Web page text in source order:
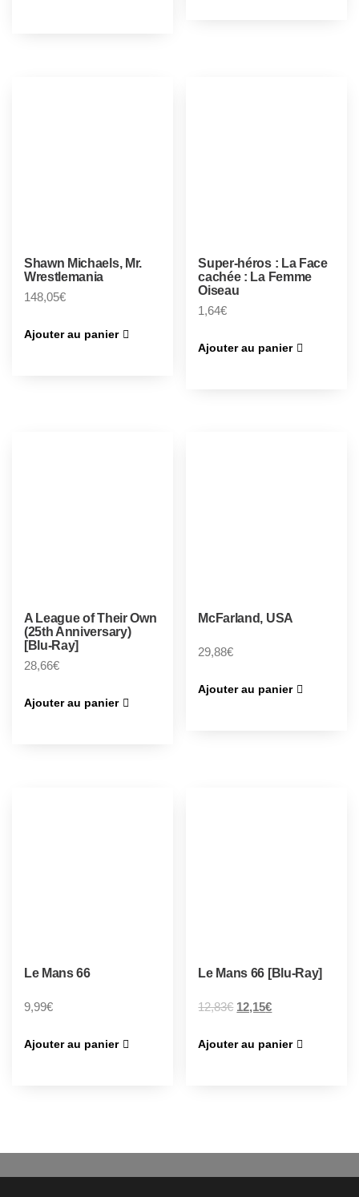
Shawn Michaels, Mr.
Wrestlemania
148,05€
Ajouter au panier
Super-héros : La Face
cachée : La Femme
Oiseau
1,64€
Ajouter au panier
A League of Their Own
(25th Anniversary)
[Blu-Ray]
28,66€
Ajouter au panier
McFarland, USA
29,88€
Ajouter au panier
Le Mans 66
9,99€
Ajouter au panier
Le Mans 66 [Blu-Ray]
12,83€ 12,15€
Ajouter au panier